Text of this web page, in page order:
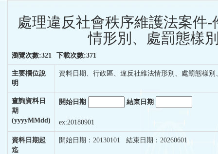
處理違反社會秩序維護法案件
情形別、處罰態樣
瀏覽次數:321 下載次數:371
主要欄位說
明
資料日期、行政區、違反社維法情形別、處罰態樣別
查詢資料日
期
(yyyyMMdd)
開始日期 結束日期
ex:20180901
資料日期起
迄
開始日期：20130101 結束日期：20260601